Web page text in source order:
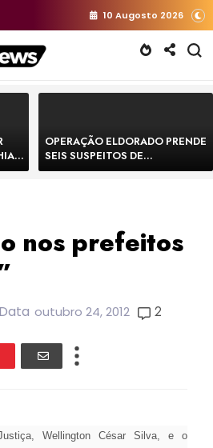
10 Augosto 2026
E
OPERAÇÃO ELDORADO PRENDE
SEIS SUSPEITOS DE
MOVIMENTAR R$ 25 MILHÕES
nos prefeitos
Data outubro 24, 2012 2
Wellington César Silva, e o